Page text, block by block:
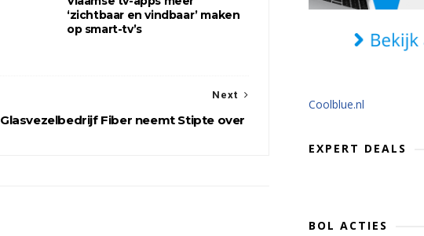
‘zichtbaar en vindbaar’ maken
op smart-tv’s
Next
Glasvezelbedrijf Fiber neemt Stipte over
Coolblue.nl
EXPERT DEALS
BOL ACTIES